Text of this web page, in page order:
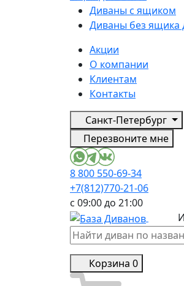
Диваны с ящиком
Диваны без ящика
Акции
О компании
Клиентам
Контакты
Санкт-Петербург
Перезвоните мне
8 800 550-69-34
+7(812)770-21-06
с 09:00 до 21:00
Корзина 0